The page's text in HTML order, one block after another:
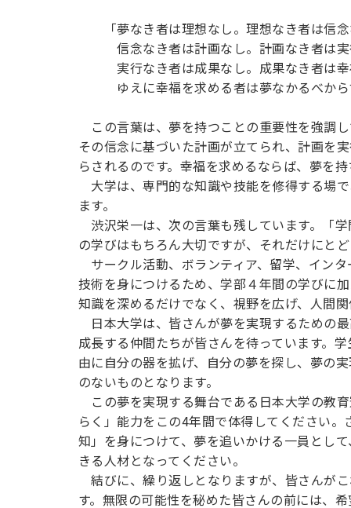
「夢なき者は理想なし。理想なき者は信
信念なき者は計画なし。計画なき者は実
実行なき者は成果なし。成果なき者は幸
ゆえに幸福を求める者は夢なかるべから
この言葉は、夢を持つことの重要性を強調
その信念に基づいた計画が立てられ、計画を
らされるのです。幸福を求めるならば、夢を
大学は、専門的な知識や技能を修得する場
ます。
渋沢栄一は、次の言葉も残しています。「
の学びはもちろん大切ですが、それだけに
サークル活動、ボランティア、留学、イン
技術を身につけるため、学部４年間の学びに
知識を深めるだけでなく、視野を広げ、人間
日本大学は、皆さんが夢を実現するための
成長する仲間たちが皆さんを待っています。
由に自分の器を拡げ、自分の夢を探し、夢の
のないものとなります。
この夢を実現する舞台である日本大学の教
らく」能力をこの4年間で体得してください
知」を身につけて、夢を追いかける一員とし
きる人材となってください。
結びに、繰り返しとなりますが、皆さんが
す。無限の可能性を秘めた皆さんの前には、